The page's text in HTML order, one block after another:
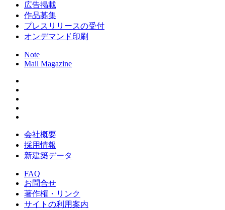
広告掲載
作品募集
プレスリリースの受付
オンデマンド印刷
Note
Mail Magazine
会社概要
採用情報
新建築データ
FAQ
お問合せ
著作権・リンク
サイトの利用案内